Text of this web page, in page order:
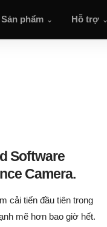
Sản phẩm Hỗ trợ
Software
Camera.
cải tiến đầu tiên trong
mẽ hơn bao giờ hết.